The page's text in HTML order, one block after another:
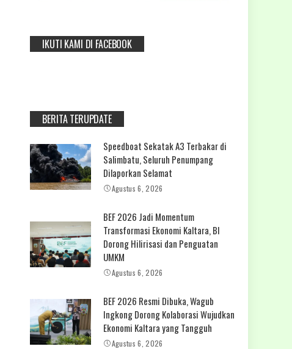
IKUTI KAMI DI FACEBOOK
BERITA TERUPDATE
Speedboat Sekatak A3 Terbakar di
Salimbatu, Seluruh Penumpang
Dilaporkan Selamat
Agustus 6, 2026
BEF 2026 Jadi Momentum
Transformasi Ekonomi Kaltara, BI
Dorong Hilirisasi dan Penguatan
UMKM
Agustus 6, 2026
BEF 2026 Resmi Dibuka, Wagub
Ingkong Dorong Kolaborasi Wujudkan
Ekonomi Kaltara yang Tangguh
Agustus 6, 2026